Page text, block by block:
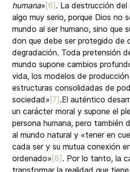
humana» [6] . La destrucción del
algo muy serio, porque Dios no
mundo al ser humano, sino que
don que debe ser protegido de
degradación. Toda pretensión
mundo supone cambios
vida, los modelos de
estructuras consolidadas de
sociedad» [7] .El auténtico
un carácter moral y supone el
persona humana, pero también
al mundo natural y «tener en
cada ser y su mutua conexión
ordenado» [8] . Por lo tanto, la
transformar la realidad que